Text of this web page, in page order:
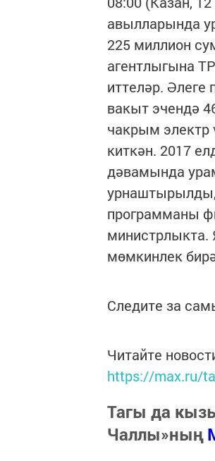
авылларында
225 миллион
агентлыгына
иттеләр.
вакыт эчендә
чакрым электр
киткән. 2017
дәвамында
урнаштырылды,
программаны
министрлыкта.
мөмкинлек
Следите за
Читайте
https://max.ru/
Тагы да
Чаллы»ның